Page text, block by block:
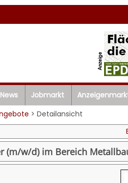
News Jobmarkt
> Detailansicht
(m/w/d) im Bereich